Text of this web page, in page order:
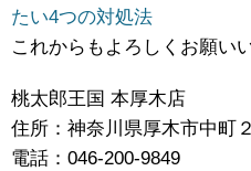
たい4つの対処法
これからもよろしくお願い
桃太郎王国 本厚木店
住所：神奈川県厚木市中町
電話：046-200-9849